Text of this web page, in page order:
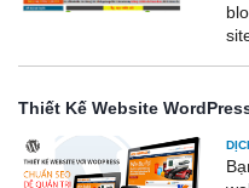
Thiết Kế Website